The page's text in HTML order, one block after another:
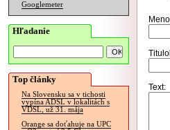
Googlemeter
Hľadanie
Top články
Na Slovensku sa v tichosti
vypína ADSL v lokalitách s
VDSL, už 31. mája
Orange sa doťahuje na UPC
Text: